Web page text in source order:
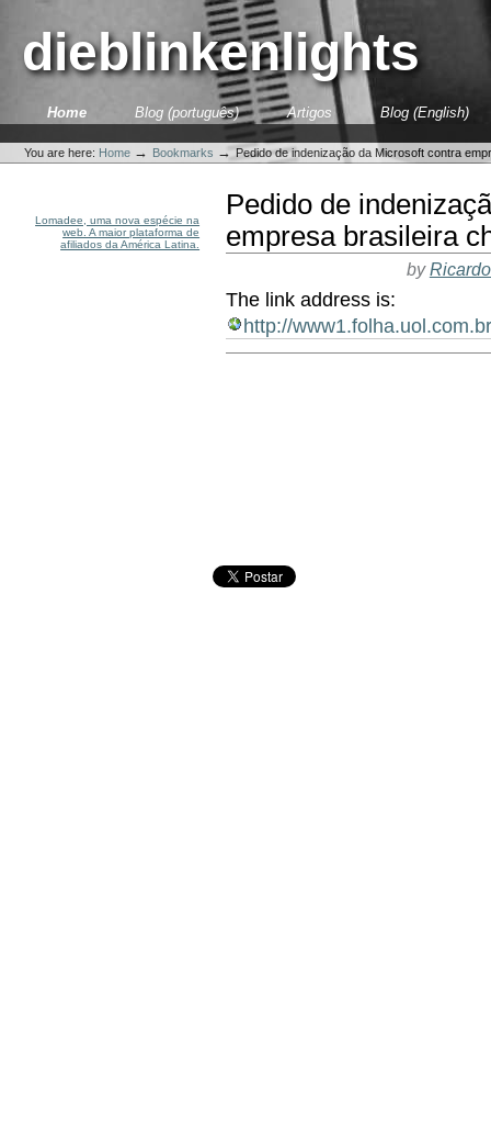
content.
navigation
dieblinkenlights
SectionsHome Blog (português) Artigos Blog (English)
tools
You are here: Home → Bookmarks →Pedido de indenização da Microsoft contra
Lomadee, uma nova espécie na
web. A maior plataforma de
afiliados da América Latina.
Pedido de
empresa brasileira
by
The link address is:
http://